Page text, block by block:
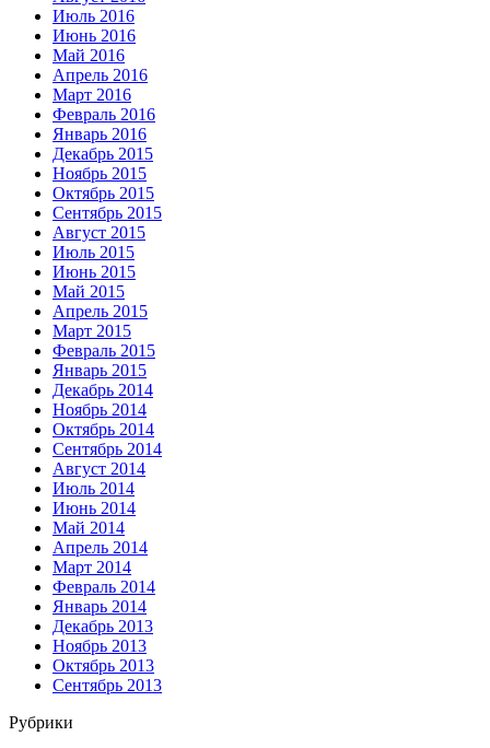
Июль 2016
Июнь 2016
Май 2016
Апрель 2016
Март 2016
Февраль 2016
Январь 2016
Декабрь 2015
Ноябрь 2015
Октябрь 2015
Сентябрь 2015
Август 2015
Июль 2015
Июнь 2015
Май 2015
Апрель 2015
Март 2015
Февраль 2015
Январь 2015
Декабрь 2014
Ноябрь 2014
Октябрь 2014
Сентябрь 2014
Август 2014
Июль 2014
Июнь 2014
Май 2014
Апрель 2014
Март 2014
Февраль 2014
Январь 2014
Декабрь 2013
Ноябрь 2013
Октябрь 2013
Сентябрь 2013
Рубрики